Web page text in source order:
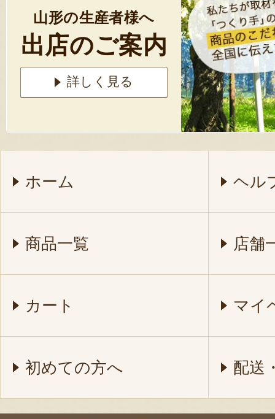
山形の生産者様へ
出店のご案内
詳しく見る
ホーム ヘル
商品一覧 店舗
カート マイ
初めての方へ 配送